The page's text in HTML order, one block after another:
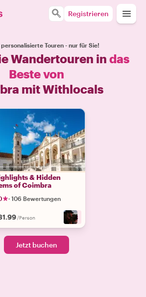
Registrieren
Touren - nur für Sie!
Wandertouren in das
Beste von
mit Withlocals
& Hidden
of Coimbra
· 106 Bewertungen
/Person + 3
Jetzt buchen